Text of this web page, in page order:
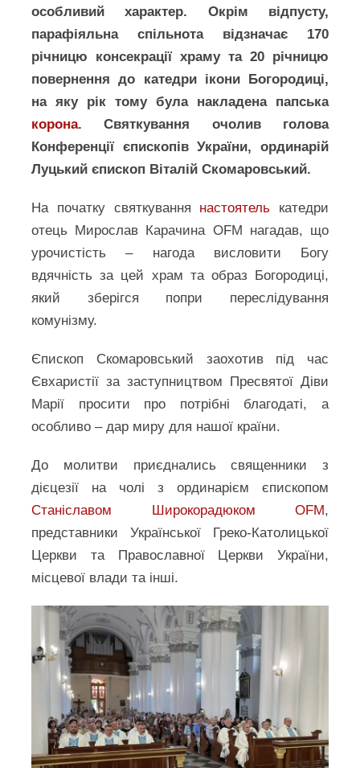
особливий характер. Окрім відпусту,
парафіяльна спільнота відзначає 170
річницю консекрації храму та 20 річницю
повернення до катедри ікони Богородиці,
на яку рік тому була накладена папська
корона. Святкування очолив голова
Конференції єпископів України, ординарій
Луцький єпископ Віталій Скомаровський.
На початку святкування настоятель катедри
отець Мирослав Карачина OFM нагадав, що
урочистість – нагода висловити Богу
вдячність за цей храм та образ Богородиці,
який зберігся попри переслідування
комунізму.
Єпископ Скомаровський заохотив під час
Євхаристії за заступництвом Пресвятої Діви
Марії просити про потрібні благодаті, а
особливо – дар миру для нашої країни.
До молитви приєднались священники з
дієцезії на чолі з ординарієм єпископом
Станіславом Широкорадюком OFM,
представники Української Греко-Католицької
Церкви та Православної Церкви України,
місцевої влади та інші.